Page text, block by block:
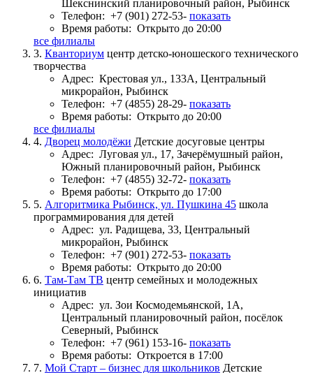
Шекснинский планировочный район, Рыбинск
Телефон: +7 (901) 272-53- показать
Время работы: Открыто до 20:00
все филиалы
3. Кванториум центр детско-юношеского технического
творчества
Адрес: Крестовая ул., 133А, Центральный
микрорайон, Рыбинск
Телефон: +7 (4855) 28-29- показать
Время работы: Открыто до 20:00
все филиалы
4. Дворец молодёжи Детские досуговые центры
Адрес: Луговая ул., 17, Зачерёмушный район,
Южный планировочный район, Рыбинск
Телефон: +7 (4855) 32-72- показать
Время работы: Открыто до 17:00
5. Алгоритмика Рыбинск, ул. Пушкина 45 школа
программирования для детей
Адрес: ул. Радищева, 33, Центральный
микрорайон, Рыбинск
Телефон: +7 (901) 272-53- показать
Время работы: Открыто до 20:00
6. Там-Там ТВ центр семейных и молодежных
инициатив
Адрес: ул. Зои Космодемьянской, 1А,
Центральный планировочный район, посёлок
Северный, Рыбинск
Телефон: +7 (961) 153-16- показать
Время работы: Откроется в 17:00
7. Мой Старт – бизнес для школьников Детские